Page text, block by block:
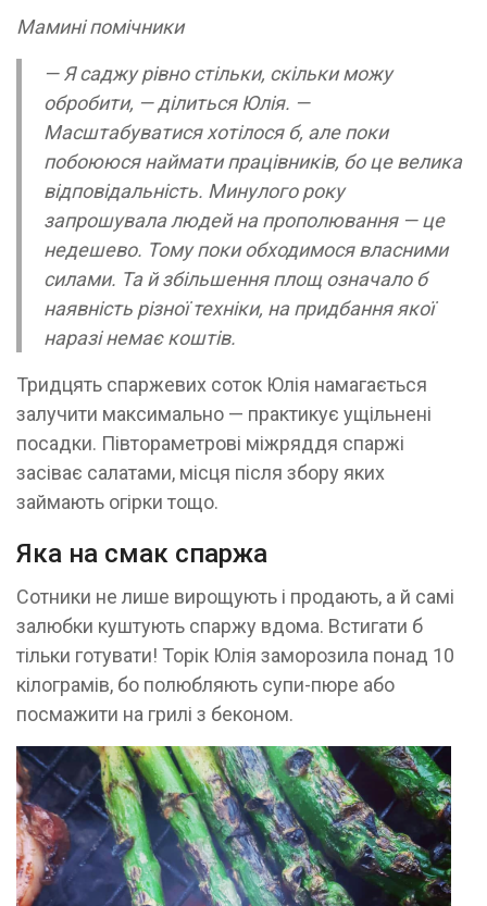
Мамині помічники
— Я саджу рівно стільки, скільки можу
обробити, — ділиться Юлія. —
Масштабуватися хотілося б, але поки
побоююся наймати працівників, бо це велика
відповідальність. Минулого року
запрошувала людей на прополювання — це
недешево. Тому поки обходимося власними
силами. Та й збільшення площ означало б
наявність різної техніки, на придбання якої
наразі немає коштів.
Тридцять спаржевих соток Юлія намагається
залучити максимально — практикує ущільнені
посадки. Півтораметрові міжряддя спаржі
засіває салатами, місця після збору яких
займають огірки тощо.
Яка на смак спаржа
Сотники не лише вирощують і продають, а й самі
залюбки куштують спаржу вдома. Встигати б
тільки готувати! Торік Юлія заморозила понад 10
кілограмів, бо полюбляють супи-пюре або
посмажити на грилі з беконом.